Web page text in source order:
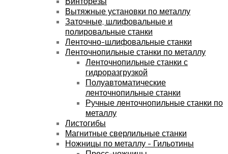
Вытяжные установки по металлу
Заточные, шлифовальные и
полировальные станки
Ленточно-шлифовальные станки
Ленточнопильные станки по металлу
Ленточнопильные станки с
гидроразгрузкой
Полуавтоматические
ленточнопильные станки
Ручные ленточнопильные станки по
металлу
Листогибы
Магнитные сверлильные станки
Ножницы по металлу - Гильотины